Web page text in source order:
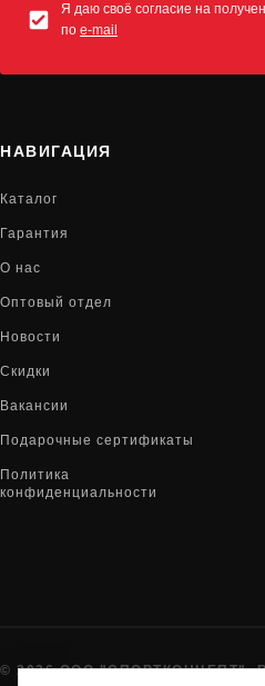
Я даю своё согласие на
по e-mail
НАВИГАЦИЯ
Каталог
Гарантия
О нас
Оптовый отдел
Новости
Скидки
Вакансии
Подарочные сертификаты
Политика
конфиденциальности
© 2026 ООО